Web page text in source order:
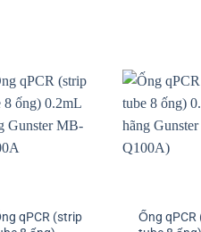
qPCR (strip
Ống qPCR